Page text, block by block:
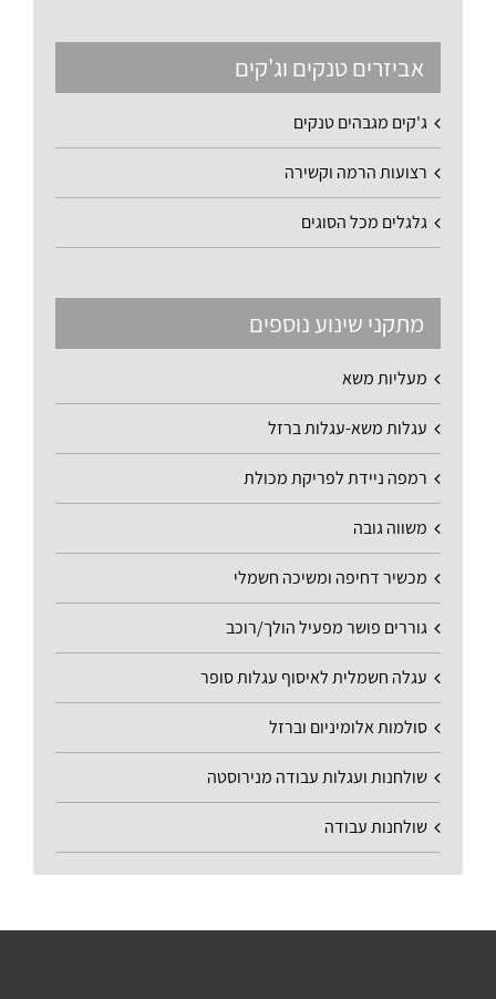
אביזרים טנקים וג'קים
ג'קים מגבהים טנקים
רצועות הרמה וקשירה
גלגלים מכל הסוגים
מתקני שינוע נוספים
מעליות משא
עגלות משא-עגלות ברזל
רמפה ניידת לפריקת מכולת
משווה גובה
מכשיר דחיפה ומשיכה חשמלי
גוררים פושר מפעיל הולך/רוכב
עגלה חשמלית לאיסוף עגלות סופר
סולמות אלומיניום וברזל
שולחנות ועגלות עבודה מנירוסטה
שולחנות עבודה